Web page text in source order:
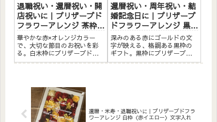
退職祝い・還暦祝い・開
店祝いに｜プリザーブド
フラワーアレンジ 茶枠
〈赤オレンジ〉文字入れ
華やかな赤×オレンジカラー
で、大切な節目のお祝いを彩
る。白木枠にプリザーブドフ
ラワーと造花をたっぷりアレ
でも飾れます。こんな方へ退
職祝い・感謝の贈りものに還
暦祝い...
還暦祝い・周年祝い・結
婚記念日に｜プリザーブ
ドフラワーアレンジ 黒枠
〈レッド〉ゴールド文字
入れ
深みのある赤にゴールドの文
字が映える、格調ある黒枠の
ギフト。黒枠にプリザーブド
フラワーと造花をたっぷりア
ゼン...
還暦・米寿・退職祝いに｜プリザーブドフラ
ワーアレンジ 白枠〈赤イエロー〉文字入れ